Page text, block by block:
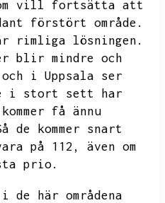
vill fortsätta att
förstört område.
rimliga lösningen.
blir mindre och
i Uppsala ser
i stort sett har
få ännu
de kommer snart
på 112,
även om
prio.
de här områdena